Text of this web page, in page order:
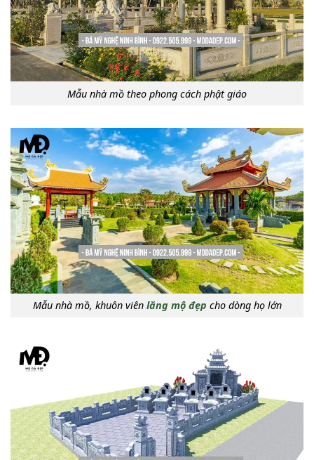
Mẫu nhà mồ theo phong cách phật giáo
Mẫu nhà mồ, khuôn viên lăng mộ đẹp cho dòng họ lớn